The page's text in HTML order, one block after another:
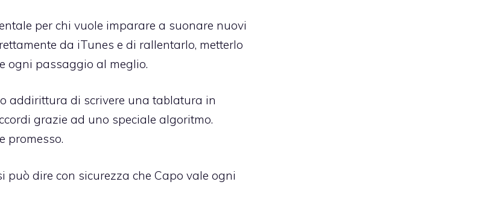
per chi vuole imparare a suonare nuovi
da iTunes e di rallentarlo, metterlo
ogni passaggio al meglio.
addirittura di scrivere una tablatura in
grazie ad uno speciale algoritmo.
promesso.
può dire con sicurezza che Capo vale ogni